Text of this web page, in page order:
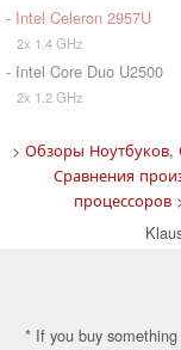
- Intel Celeron 2957U
2x 1.4 GHz
- Intel Core Duo U2500
2x 1.2 GHz
> Обзоры Ноутбуков,
Сравнения
процессоров
* If you buy